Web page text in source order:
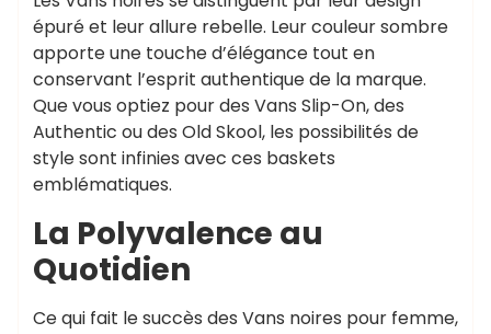
épuré et leur allure rebelle. Leur couleur sombre
apporte une touche d’élégance tout en
conservant l’esprit authentique de la marque.
Que vous optiez pour des Vans Slip-On, des
Authentic ou des Old Skool, les possibilités de
style sont infinies avec ces baskets
emblématiques.
La Polyvalence au
Quotidien
Ce qui fait le succès des Vans noires pour femme,